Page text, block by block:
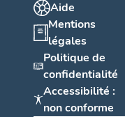
Aide
Mentions
légales
Politique de
confidentialité
Accessibilité :
non conforme